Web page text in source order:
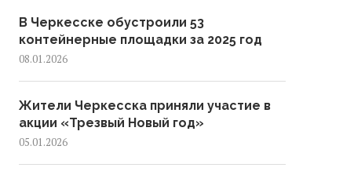
В Черкесске обустроили 53
контейнерные площадки за 2025 год
08.01.2026
Жители Черкесска приняли участие в
акции «Трезвый Новый год»
05.01.2026